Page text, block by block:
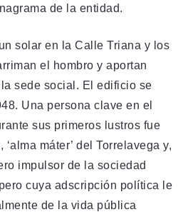
de la entidad.
solar en la Calle Triana y los
el hombro y aportan
sede social. El edificio se
Una persona clave en el
sus primeros lustros fue
máter’ del Torrelavega y,
impulsor de la sociedad
cuya adscripción política le
de la vida pública